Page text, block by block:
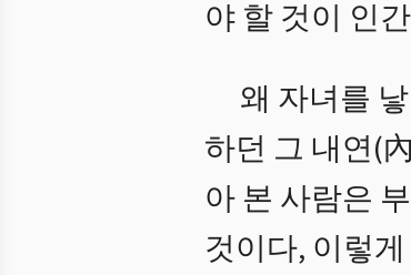
야 할 것이 인
왜 자녀를
하던 그 내연(
아 본 사람은
것이다, 이렇